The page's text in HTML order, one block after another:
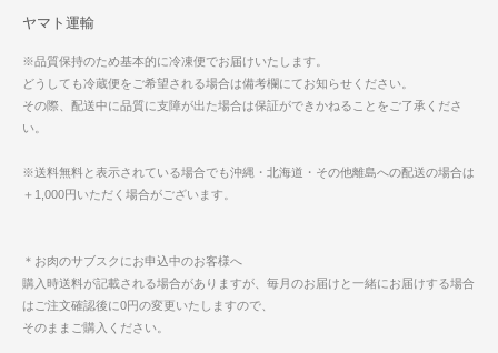
ヤマト運輸
※品質保持のため基本的に冷凍便でお届けいたします。
どうしても冷蔵便をご希望される場合は備考欄にてお知らせください。
その際、配送中に品質に支障が出た場合は保証ができかねることをご了承くださ
い。
※送料無料と表示されている場合でも沖縄・北海道・その他離島への配送の場合は
＋1,000円いただく場合がございます。
＊お肉のサブスクにお申込中のお客様へ
購入時送料が記載される場合がありますが、毎月のお届けと一緒にお届けする場合
はご注文確認後に0円の変更いたしますので、
そのままご購入ください。